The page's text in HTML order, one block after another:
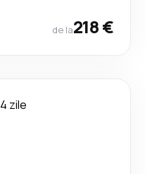
de la218 €
4 zile